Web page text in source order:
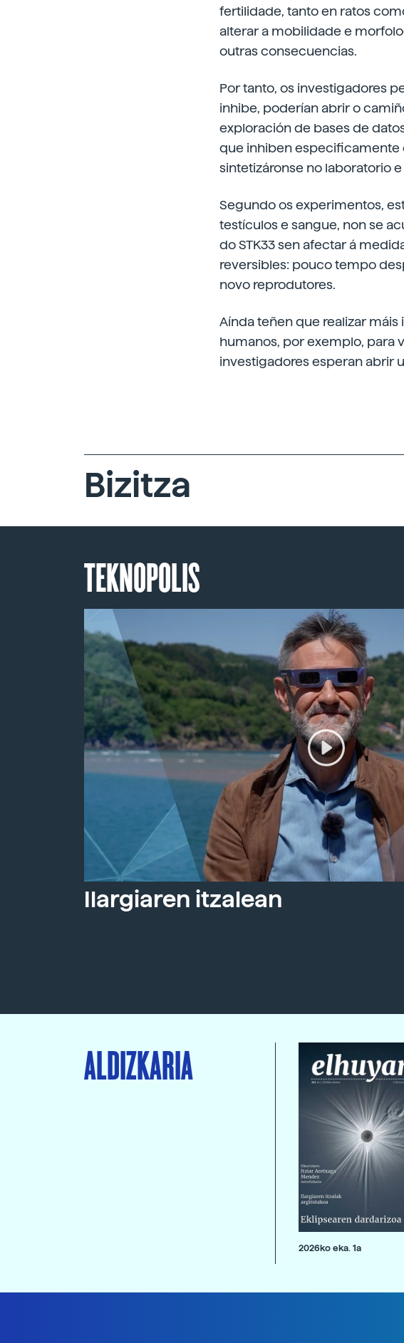
fertilidade, tanto en ratos
alterar a mobilidade e
outras consecuencias.
Por tanto, os investigadores
inhibe, poderían abrir o
exploración de bases de
que inhiben especificamente
sintetizáronse no laboratorio e
Segundo os experimentos,
testículos e sangue, non se
do STK33 sen afectar á
reversibles: pouco tempo
novo reprodutores.
Aínda teñen que realizar
humanos, por exemplo, para
investigadores esperan abrir
Bizitza
TEKNOPOLIS
Ilargiaren itzalean
ALDIZKARIA
2026ko eka. 1a